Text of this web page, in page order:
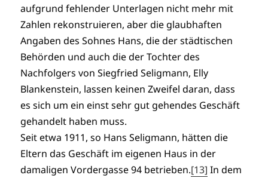
aufgrund fehlender Unterlagen nicht mehr mit
Zahlen rekonstruieren, aber die glaubhaften
Angaben des Sohnes Hans, die der städtischen
Behörden und auch die der Tochter des
Nachfolgers von Siegfried Seligmann, Elly
Blankenstein, lassen keinen Zweifel daran, dass
es sich um ein einst sehr gut gehendes Geschäft
gehandelt haben muss.
Seit etwa 1911, so Hans Seligmann, hätten die
Eltern das Geschäft im eigenen Haus in der
damaligen Vordergasse 94 betrieben.[13] In dem